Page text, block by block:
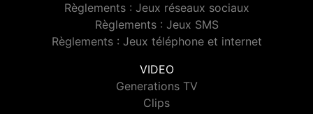
Règlements : Jeux réseaux sociaux
Règlements : Jeux SMS
Règlements : Jeux téléphone et internet
VIDEO
Generations TV
Clips